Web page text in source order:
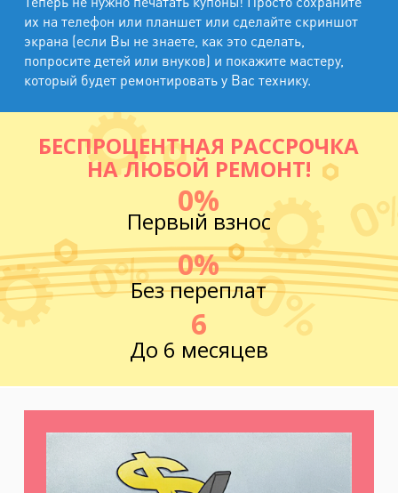
их на телефон или планшет или сделайте скриншот
экрана (если Вы не знаете, как это сделать,
попросите детей или внуков) и покажите мастеру,
который будет ремонтировать у Вас технику.
БЕСПРОЦЕНТНАЯ РАССРОЧКА
НА ЛЮБОЙ РЕМОНТ!
0%
Первый взнос
0%
Без переплат
6
До 6 месяцев